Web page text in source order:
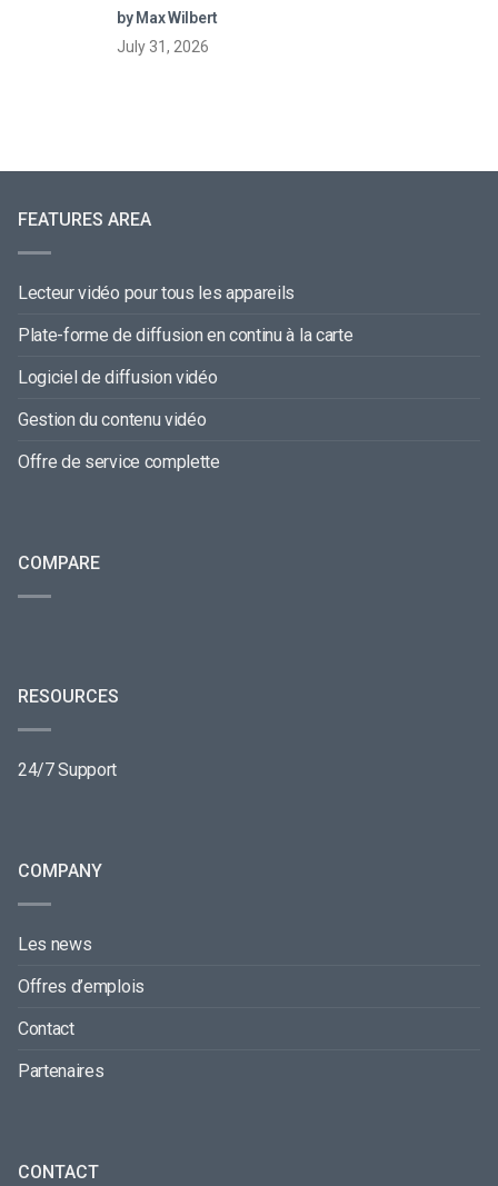
by Max Wilbert
July 31, 2026
FEATURES AREA
Lecteur vidéo pour tous les appareils
Plate-forme de diffusion en continu à la carte
Logiciel de diffusion vidéo
Gestion du contenu vidéo
Offre de service complette
COMPARE
RESOURCES
24/7 Support
COMPANY
Les news
Offres d’emplois
Contact
Partenaires
CONTACT